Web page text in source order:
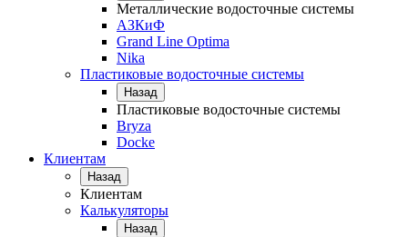
Металлические водосточные системы
АЗКиФ
Grand Line Optima
Nika
Пластиковые водосточные системы
Назад
Пластиковые водосточные системы
Bryza
Docke
Клиентам
Назад
Клиентам
Калькуляторы
Назад